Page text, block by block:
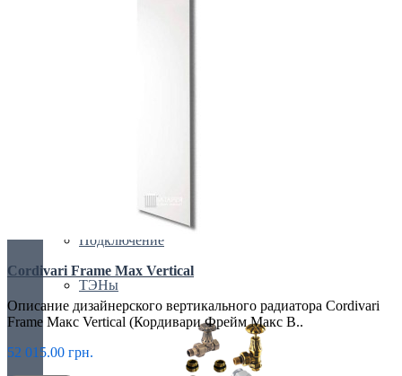
Вешалки и держатели
Подключение
ТЭНы
Cordivari Frame Max Vertical
Описание дизайнерского вертикального радиатора Cordivari
Frame Макс Vertical (Кордивари Фрейм Макс В..
52 015.00 грн.